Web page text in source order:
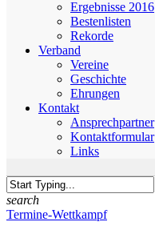
Ergebnisse 2016
Bestenlisten
Rekorde
Verband
Vereine
Geschichte
Ehrungen
Kontakt
Ansprechpartner
Kontaktformular
Links
search
Close
Termine-Wettkampf